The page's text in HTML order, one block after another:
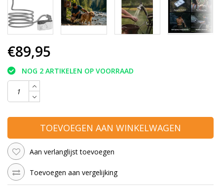
€89,95
NOG 2 ARTIKELEN OP VOORRAAD
TOEVOEGEN AAN WINKELWAGEN
Aan verlanglijst toevoegen
Toevoegen aan vergelijking